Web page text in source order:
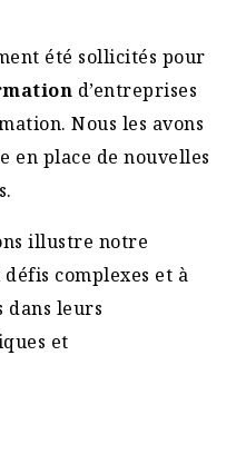
été sollicités pour
d’entreprises
Nous les avons
en place de nouvelles
illustre notre
complexes et à
dans leurs
et